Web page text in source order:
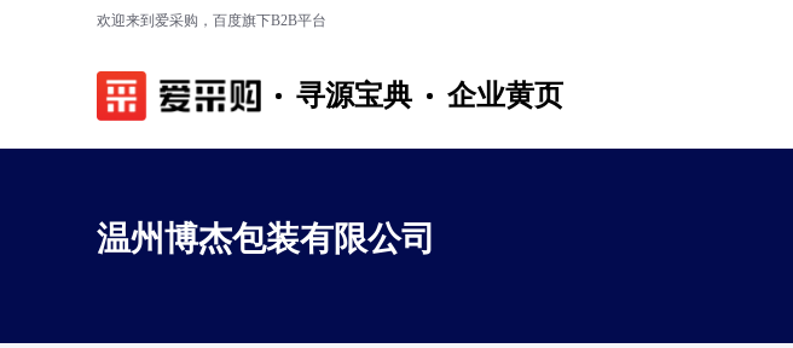
欢迎来到爱采购，百度旗下B2B平台
寻源宝典 企业黄页
温州博杰包装有限公司